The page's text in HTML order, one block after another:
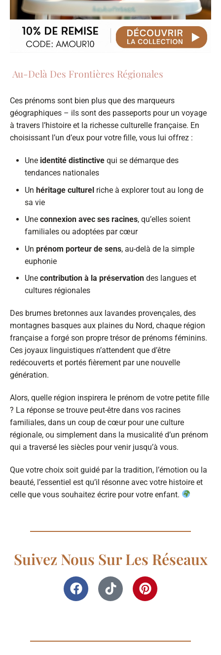
Au-Delà Des Frontières Régionales
Ces prénoms sont bien plus que des marqueurs
géographiques – ils sont des passeports pour un voyage
à travers l’histoire et la richesse culturelle française. En
choisissant l’un d’eux pour votre fille, vous lui offrez :
Une identité distinctive qui se démarque des
tendances nationales
Un héritage culturel riche à explorer tout au long de
sa vie
Une connexion avec ses racines, qu’elles soient
familiales ou adoptées par cœur
Un prénom porteur de sens, au-delà de la simple
euphonie
Une contribution à la préservation des langues et
cultures régionales
Des brumes bretonnes aux lavandes provençales, des
montagnes basques aux plaines du Nord, chaque région
française a forgé son propre trésor de prénoms féminins.
Ces joyaux linguistiques n’attendent que d’être
redécouverts et portés fièrement par une nouvelle
génération.
Alors, quelle région inspirera le prénom de votre petite fille
? La réponse se trouve peut-être dans vos racines
familiales, dans un coup de cœur pour une culture
régionale, ou simplement dans la musicalité d’un prénom
qui a traversé les siècles pour venir jusqu’à vous.
Que votre choix soit guidé par la tradition, l’émotion ou la
beauté, l’essentiel est qu’il résonne avec votre histoire et
celle que vous souhaitez écrire pour votre enfant.
Suivez Nous Sur Les Réseaux